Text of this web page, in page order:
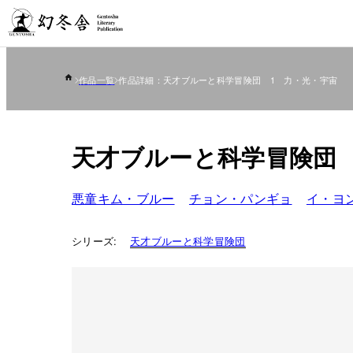
作品一覧 作品詳細：天才ブルーと科学冒険団 1 力・光・宇宙
天才ブルーと科学冒険
悪童キム・ブルー チョン・パンギョ イ・ヨ
シリーズ: 天才ブルーと科学冒険団